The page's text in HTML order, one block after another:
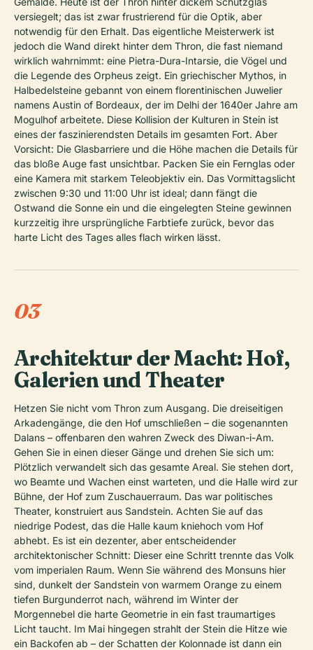
versiegelt; das ist zwar frustrierend für die Optik, aber
notwendig für den Erhalt. Das eigentliche Meisterwerk ist
jedoch die Wand direkt hinter dem Thron, die fast niemand
wirklich wahrnimmt: eine Pietra-Dura-Intarsie, die Vögel und
die Legende des Orpheus zeigt. Ein griechischer Mythos, in
Halbedelsteine gebannt von einem florentinischen Juwelier
namens Austin of Bordeaux, der im Delhi der 1640er Jahre am
Mogulhof arbeitete. Diese Kollision der Kulturen in Stein ist
eines der faszinierendsten Details im gesamten Fort. Aber
Vorsicht: Die Glasbarriere und die Höhe machen die Details für
das bloße Auge fast unsichtbar. Packen Sie ein Fernglas oder
eine Kamera mit starkem Teleobjektiv ein. Das Vormittagslicht
zwischen 9:30 und 11:00 Uhr ist ideal; dann fängt die
Ostwand die Sonne ein und die eingelegten Steine gewinnen
kurzzeitig ihre ursprüngliche Farbtiefe zurück, bevor das
harte Licht des Tages alles flach wirken lässt.
03
Architektur der Macht: Hof,
Galerien und Theater
Hetzen Sie nicht vom Thron zum Ausgang. Die dreiseitigen
Arkadengänge, die den Hof umschließen – die sogenannten
Dalans – offenbaren den wahren Zweck des Diwan-i-Am.
Gehen Sie in einen dieser Gänge und drehen Sie sich um:
Plötzlich verwandelt sich das gesamte Areal. Sie stehen dort,
wo Beamte und Wachen einst warteten, und die Halle wird zur
Bühne, der Hof zum Zuschauerraum. Das war politisches
Theater, konstruiert aus Sandstein. Achten Sie auf das
niedrige Podest, das die Halle kaum kniehoch vom Hof
abhebt. Es ist ein dezenter, aber entscheidender
architektonischer Schnitt: Dieser eine Schritt trennte das Volk
vom imperialen Raum. Wenn Sie während des Monsuns hier
sind, dunkelt der Sandstein von warmem Orange zu einem
tiefen Burgunderrot nach, während im Winter der
Morgennebel die harte Geometrie in ein fast traumartiges
Licht taucht. Im Mai hingegen strahlt der Stein die Hitze wie
ein Backofen ab – der Schatten der Kolonnade ist dann ein